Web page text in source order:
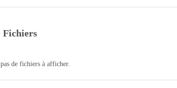
Fichiers
pas de fichiers à afficher.